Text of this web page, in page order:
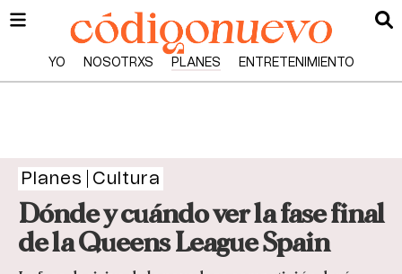
YO NOSOTRXS PLANES ENTRETENIMIENTO
Planes Cultura
Dónde y cuándo ver la fase final
de la Queens League Spain